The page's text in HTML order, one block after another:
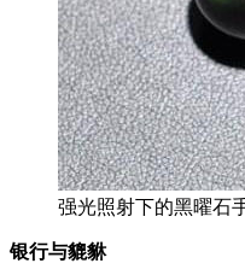
强光照射下的黑曜石
银行与貔貅